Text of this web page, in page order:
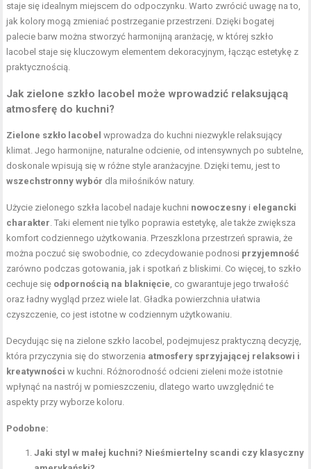
staje się idealnym miejscem do odpoczynku. Warto zwrócić uwagę na to,
jak kolory mogą zmieniać postrzeganie przestrzeni. Dzięki bogatej
palecie barw można stworzyć harmonijną aranżację, w której szkło
lacobel staje się kluczowym elementem dekoracyjnym, łącząc estetykę z
praktycznością.
Jak zielone szkło lacobel może wprowadzić relaksującą
atmosferę do kuchni?
Zielone szkło lacobel wprowadza do kuchni niezwykle relaksujący
klimat. Jego harmonijne, naturalne odcienie, od intensywnych po subtelne,
doskonale wpisują się w różne style aranżacyjne. Dzięki temu, jest to
wszechstronny wybór dla miłośników natury.
Użycie zielonego szkła lacobel nadaje kuchni nowoczesny i elegancki
charakter. Taki element nie tylko poprawia estetykę, ale także zwiększa
komfort codziennego użytkowania. Przeszklona przestrzeń sprawia, że
można poczuć się swobodnie, co zdecydowanie podnosi przyjemność
zarówno podczas gotowania, jak i spotkań z bliskimi. Co więcej, to szkło
cechuje się odpornością na blaknięcie, co gwarantuje jego trwałość
oraz ładny wygląd przez wiele lat. Gładka powierzchnia ułatwia
czyszczenie, co jest istotne w codziennym użytkowaniu.
Decydując się na zielone szkło lacobel, podejmujesz praktyczną decyzję,
która przyczynia się do stworzenia atmosfery sprzyjającej relaksowi i
kreatywności w kuchni. Różnorodność odcieni zieleni może istotnie
wpłynąć na nastrój w pomieszczeniu, dlatego warto uwzględnić te
aspekty przy wyborze koloru.
Podobne:
Jaki styl w małej kuchni? Nieśmiertelny scandi czy klasyczny